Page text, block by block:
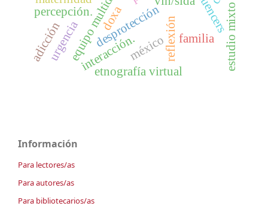
reflexión
interacción.
percepción.desprotección
doxa
etnografía virtual estudio mixto
méxico
urgencia familia
adicción
Información
Para lectores/as
Para autores/as
Para bibliotecarios/as